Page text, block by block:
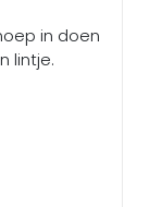
in doen
lintje.